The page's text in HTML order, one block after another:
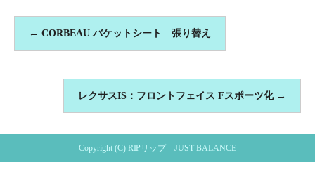
← CORBEAU バケットシート 張り替え
レクサスIS：フロントフェイス Fスポーツ化 →
Copyright (C) RIPリップ – JUST BALANCE